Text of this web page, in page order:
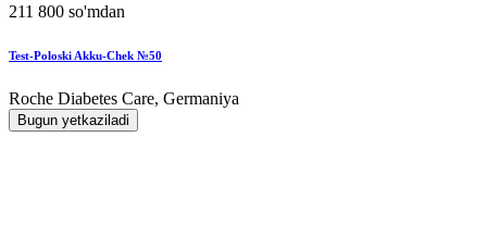
211 800 so'mdan
Test-Poloski Akku-Chek №50
Roche Diabetes Care, Germaniya
Bugun yetkaziladi